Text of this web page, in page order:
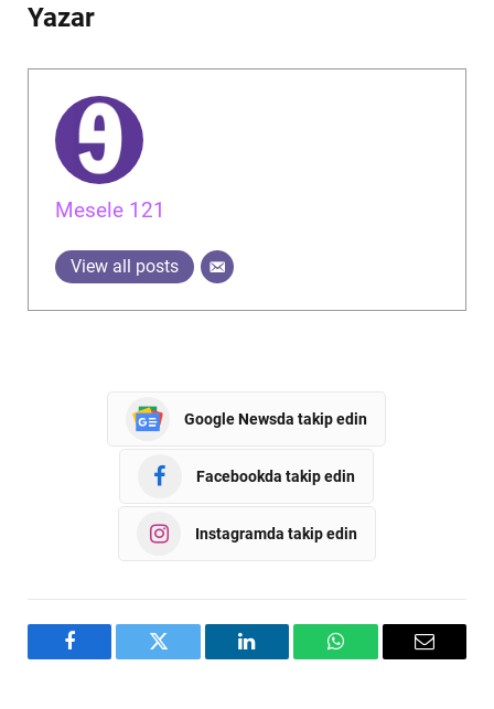
Yazar
Mesele 121
View all posts
Google Newsda takip edin
Facebookda takip edin
Instagramda takip edin
Facebook Twitter LinkedIn WhatsAppEmail